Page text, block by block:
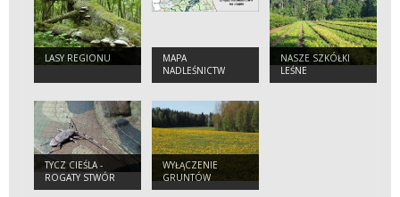
LASY REGIONU
MAPA
NADLEŚNICTW
NASZE SZKÓŁKI
LEŚNE
TYCZ CIEŚLA -
ROGATY STWÓR
WYŁĄCZENIE
GRUNTÓW
LEŚNYCH Z